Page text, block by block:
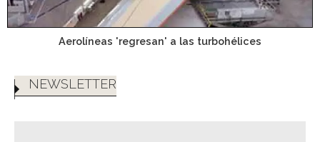
Aerolíneas 'regresan' a las turbohélices
NEWSLETTER